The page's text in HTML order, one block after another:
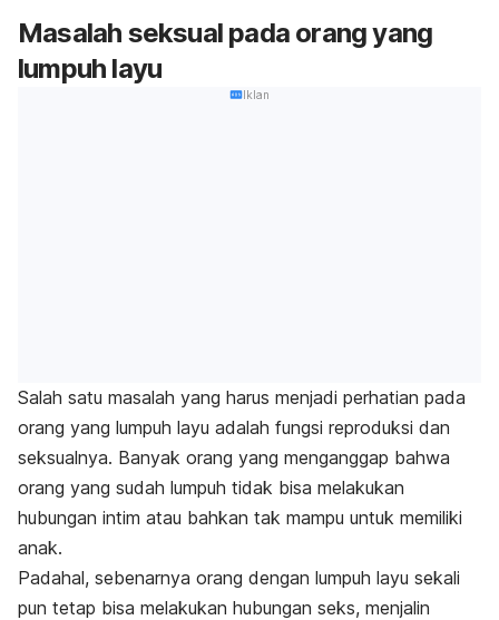
Masalah seksual pada orang yang
lumpuh layu
Iklan
Salah satu masalah yang harus menjadi perhatian pada
orang yang lumpuh layu adalah fungsi reproduksi dan
seksualnya. Banyak orang yang menganggap bahwa
orang yang sudah lumpuh tidak bisa melakukan
hubungan intim atau bahkan tak mampu untuk memiliki
anak.
Padahal, sebenarnya orang dengan lumpuh layu sekali
pun tetap bisa melakukan hubungan seks, menjalin